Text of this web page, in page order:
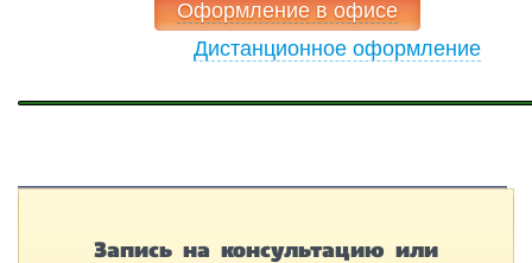
Оформление в офисе
Дистанционное оформление